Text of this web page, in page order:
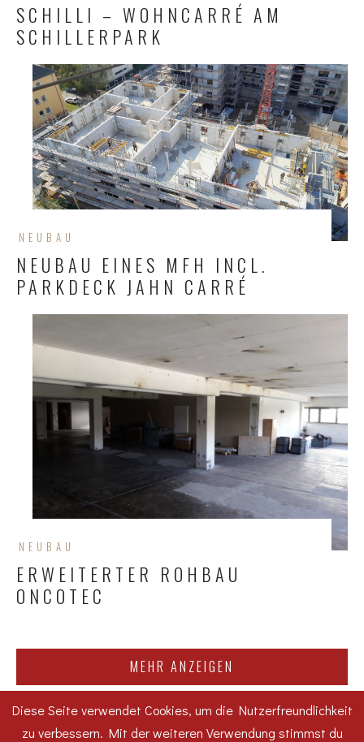
SCHILLI – WOHNCARRÉ AM
SCHILLERPARK
NEUBAU
NEUBAU EINES MFH INCL.
PARKDECK JAHN CARRÉ
NEUBAU
ERWEITERTER ROHBAU
ONCOTEC
MEHR ANZEIGEN
Diese Seite verwendet Cookies, um die Nutzerfreundlichkeit
zu verbessern. Mit der weiteren Verwendung stimmst du